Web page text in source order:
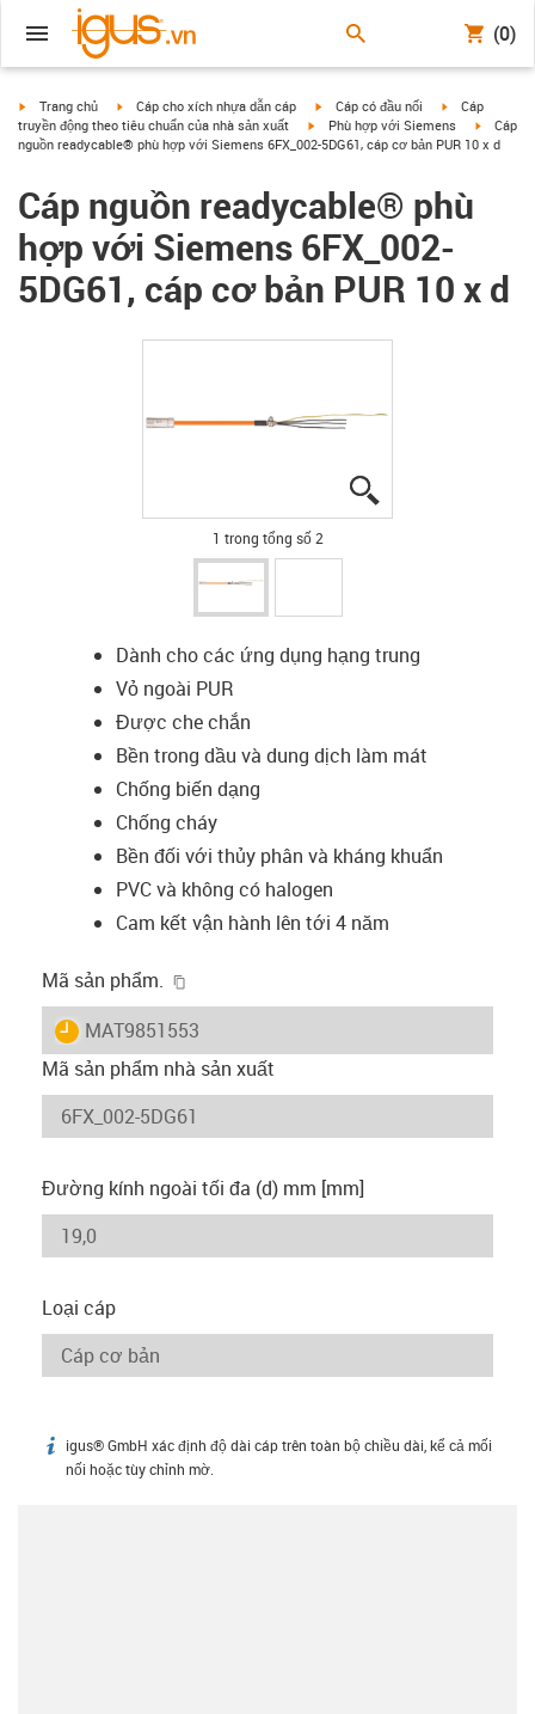
(0)
igus-icon-arrow-right
Trang chủ igus-icon-arrow-right
Cáp cho xích nhựa dẫn cáp igus-icon-arrow-right
Cáp có đầu nối igus-icon-
Cáp
truyền động theo tiêu chuẩn của nhà sản xuất
igus-icon-arrow-right
Phù hợp với Siemens igus-
Cáp
nguồn readycable® phù hợp với Siemens 6FX_002-5DG61, cáp cơ bản PUR 10 x d
Cáp nguồn readycable® phù
hợp với Siemens 6FX_002-
5DG61, cáp cơ bản PUR 10 x d
1 trong tổng số 2
Dành cho các ứng dụng hạng trung
Vỏ ngoài PUR
Được che chắn
Bền trong dầu và dung dịch làm mát
Chống biến dạng
Chống cháy
Bền đối với thủy phân và kháng khuẩn
PVC và không có halogen
Cam kết vận hành lên tới 4 năm
Mã sản phẩm.
igus-icon-lieferzeit
MAT9851553
Mã sản phẩm nhà sản xuất
Đường kính ngoài tối đa (d) mm [mm]
Loại cáp
igus-icon-info
igus® GmbH xác định độ dài cáp trên toàn bộ chiều dài, kể cả mối
nối hoặc tùy chỉnh mờ.